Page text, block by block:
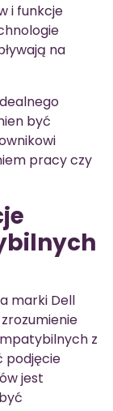
i funkcje
na
być
pracy czy
marki Dell
z
podjęcie
jest